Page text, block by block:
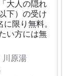
大人の隠れ
下）の受け
限り無料。
い方には無
川原湯